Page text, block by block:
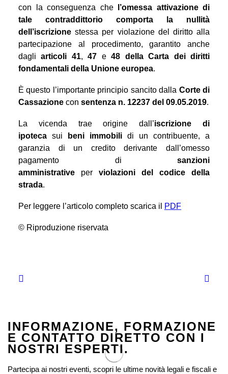
con la conseguenza che
l’omessa attivazione di
tale contraddittorio comporta la nullità
dell’iscrizionestessa per violazione del diritto alla
partecipazione al procedimento, garantito anche
dagliarticoli 41, 47 e48 della Carta dei diritti
fondamentali della Unione europea.
È questo l’importante principio sancito dalla Corte di
Cassazione con sentenza n. 12237 del 09.05.2019.
La vicenda trae origine dall’iscrizione di
ipoteca sui beni immobili di un contribuente, a
garanzia di un credito derivante dall’omesso
pagamento di sanzioni
amministrative per violazioni del codice della
strada.
Per leggere l’articolo completo scarica il PDF
© Riproduzione riservata
INFORMAZIONE, FORMAZIONE
E CONTATTO DIRETTO CON I
NOSTRI ESPERTI.
Partecipa ai nostri eventi, scopri le ultime novità legali e fiscali e